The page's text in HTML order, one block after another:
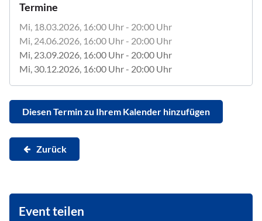
Termine
Mi, 18.03.2026 , 16:00 Uhr- 20:00 Uhr
Mi, 24.06.2026 , 16:00 Uhr- 20:00 Uhr
Mi, 23.09.2026 , 16:00 Uhr- 20:00 Uhr
Mi, 30.12.2026 , 16:00 Uhr- 20:00 Uhr
Diesen Termin zu Ihrem Kalender hinzufügen
Zurück
Event teilen